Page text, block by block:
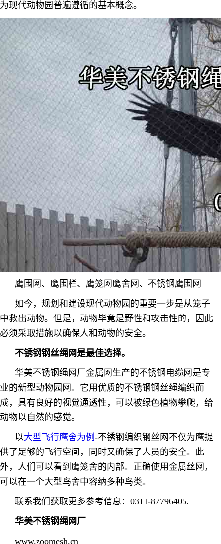
为现代动物园普遍遵循的基本概念。
鹰围网、鹰围栏、鹰笼网鹰舍网、不锈钢鹰围网
如今，规划和建设现代动物园的重要一步是从笼子
中救出动物。但是，动物毕竟是野性和攻击性的，因此
必须采取措施以确保人和动物的安全。
不锈钢钢丝绳网是最佳选择。
华美不锈钢绳网厂金属网生产的不锈钢电缆网是专
业的新型动物园网。它用优质的不锈钢钢丝绳编织而
成，具有良好的视觉通透性，可以被绿色植物攀爬，给
动物以自然的感觉。
以大型飞行鹰舍为例 -不锈钢编织钢丝网不仅为鹰提
供了足够的飞行空间，同时又确保了人员的安全。此
外，人们可以看到鹰笼舍的内部。正确使用金属丝网，
可以在一个大型鸟舍中容纳多种鸟类。
联系我们获取更多参考信息：0311-87796405.
华美不锈钢绳网厂
www.zoomesh.cn